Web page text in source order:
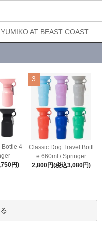
AT BEAST COAST
Bottle 4
円)
3
Classic Dog Travel Bottl
e 660ml / Springer
2,800円(税込3,080円)